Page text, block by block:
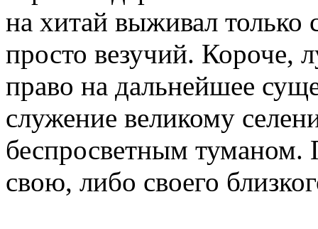
на хитай выживал
просто везучий. Короче,
право на дальнейшее
служение великому
беспросветным туманом.
свою, либо своего